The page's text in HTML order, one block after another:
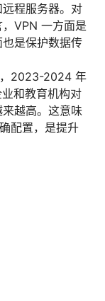
程服务器。对
VPN 一方面是
是保护数据传
，2023-2024 年
和教育机构对
越高。这意味
配置，是提升